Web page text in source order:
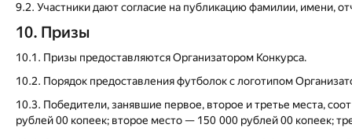
9.2. Участники дают согласие на публикацию фамилии, имени,
10. Призы
10.1. Призы предоставляются Организатором Конкурса.
10.2. Порядок предоставления футболок с логотипом
10.3. Победители, занявшие первое, второе и третье места,
рублей 00 копеек; второе место — 150 000 рублей 00 копеек;